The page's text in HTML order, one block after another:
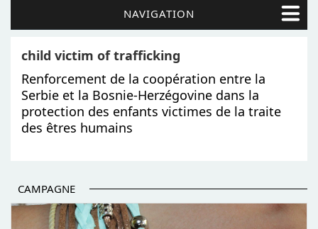
NAVIGATION
child victim of trafficking
Renforcement de la coopération entre la
Serbie et la Bosnie-Herzégovine dans la
protection des enfants victimes de la traite
des êtres humains
CAMPAGNE